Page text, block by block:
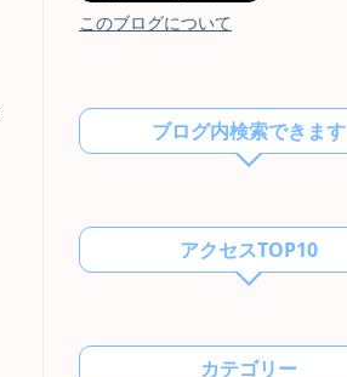
このブログについて
ブログ内検索できます
アクセスTOP10
カテゴリー